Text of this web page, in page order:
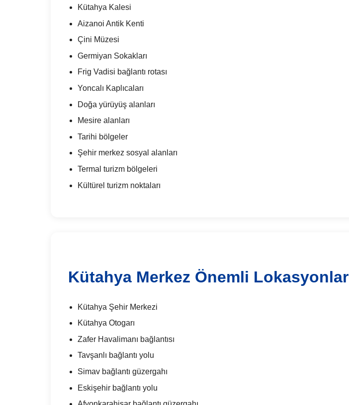
Kütahya Kalesi
Aizanoi Antik Kenti
Çini Müzesi
Germiyan Sokakları
Frig Vadisi bağlantı rotası
Yoncalı Kaplıcaları
Doğa yürüyüş alanları
Mesire alanları
Tarihi bölgeler
Şehir merkez sosyal alanları
Termal turizm bölgeleri
Kültürel turizm noktaları
Kütahya Merkez Önemli Lokasyonlar
Kütahya Şehir Merkezi
Kütahya Otogarı
Zafer Havalimanı bağlantısı
Tavşanlı bağlantı yolu
Simav bağlantı güzergahı
Eskişehir bağlantı yolu